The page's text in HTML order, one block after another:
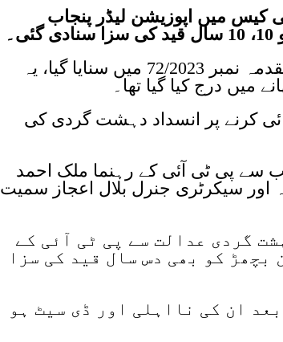
کی انسداد دہشت گردی عدالت نے 9 مئی کیس میں اپوزیشن لیڈر پنجاب
رپورٹ کے مطابق ملزمان کے خلاف سزا کا حکم مقدمہ نمبر 72/2023 میں سنایا گیا، یہ
میں درج کیا گیا تھا۔
کرنے پر انسداد دہشت گردی کی
سے پی ٹی آئی کے رہنما ملک احمد
اور سیکرٹری جنرل بلال اعجاز سمیت
گردی عدالت سے پی ٹی آئی کے
بچھڑ کو بھی دس سال قید کی سزا
ان کی نااہلی اور ڈی سیٹ ہو